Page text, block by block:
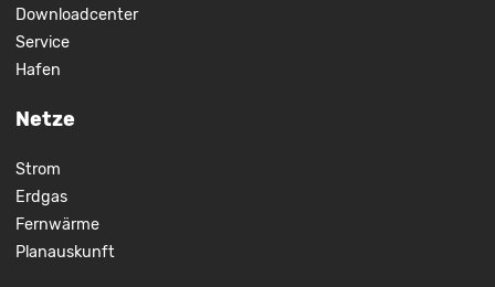
Downloadcenter
Service
Hafen
Netze
Strom
Erdgas
Fernwärme
Planauskunft